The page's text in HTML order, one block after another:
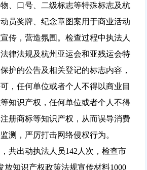
、口号、二级标志等特殊标志及杭
员奖牌、纪念章图案用于商业活动
传，营造氛围。检查过程中执法人
律法规及杭州亚运会和亚残运会特
护的公告及相关登记的标志内容，
，任何单位或者个人不得以商业目
知识产权，任何单位或者个人不得
册商标等知识产权，从而误导消费
测，严厉打击网络侵权行为。
出动执法人员142人次，检查市
放知识产权政策法规宣传材料1000